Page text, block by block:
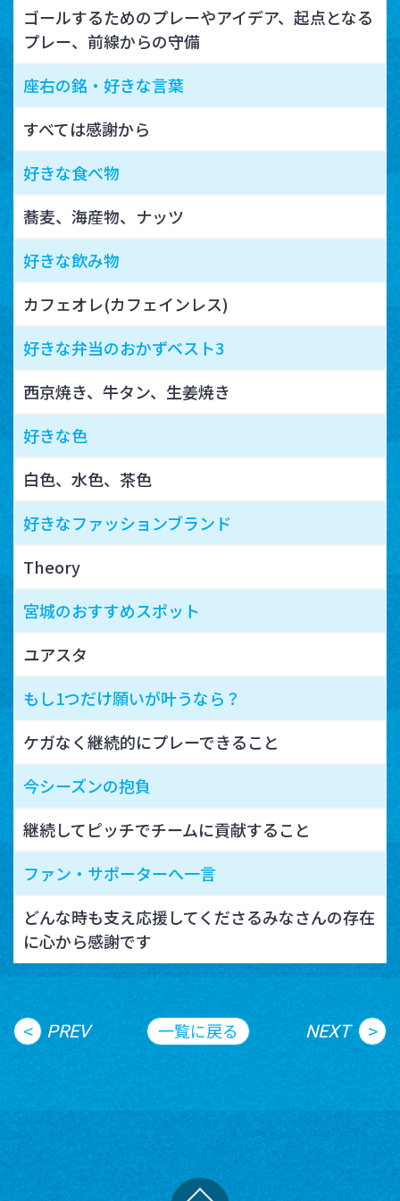
ゴールするためのプレーやアイデア、起点となる
プレー、前線からの守備
座右の銘・好きな言葉
すべては感謝から
好きな食べ物
蕎麦、海産物、ナッツ
好きな飲み物
カフェオレ(カフェインレス)
好きな弁当のおかずベスト3
西京焼き、牛タン、生姜焼き
好きな色
白色、水色、茶色
好きなファッションブランド
Theory
宮城のおすすめスポット
ユアスタ
もし1つだけ願いが叶うなら？
ケガなく継続的にプレーできること
今シーズンの抱負
継続してピッチでチームに貢献すること
ファン・サポーターへ一言
どんな時も支え応援してくださるみなさんの存在
に心から感謝です
< PREV 一覧に戻る NEXT >